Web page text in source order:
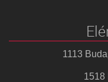
1113
1518